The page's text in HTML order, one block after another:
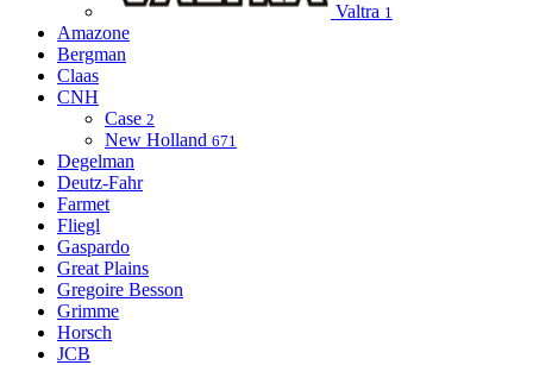
Valtra 1
Amazone
Bergman
Claas
CNH
Case 2
New Holland 671
Degelman
Deutz-Fahr
Farmet
Fliegl
Gaspardo
Great Plains
Gregoire Besson
Grimme
Horsch
JCB